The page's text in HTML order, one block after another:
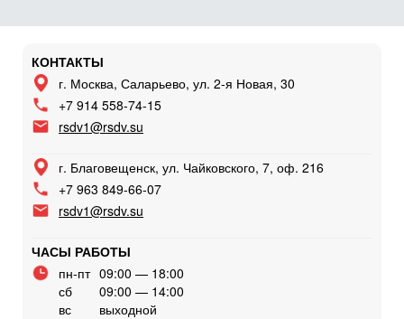
КОНТАКТЫ
г. Москва, Саларьево, ул. 2-я Новая, 30
+7 914 558-74-15
rsdv1@rsdv.su
г. Благовещенск, ул. Чайковского, 7, оф. 216
+7 963 849-66-07
rsdv1@rsdv.su
ЧАСЫ РАБОТЫ
пн-пт 09:00 — 18:00
сб
09:00 — 14:00
вс
выходной